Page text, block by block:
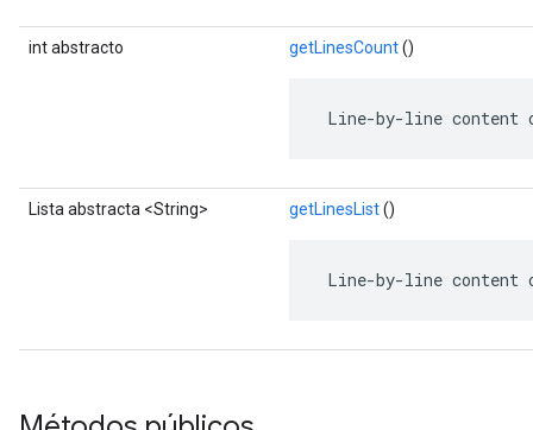
int abstracto getLinesCount()
Line-by-line content
Lista abstracta <String> getLinesList()
Line-by-line content